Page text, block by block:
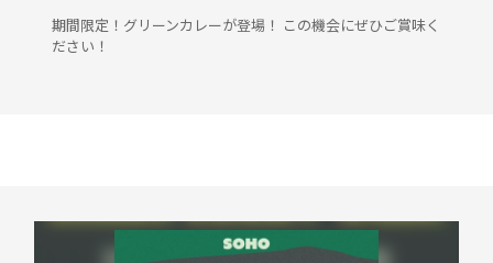
期間限定！グリーンカレーが登場！ この機会にぜひご賞味く
ださい！